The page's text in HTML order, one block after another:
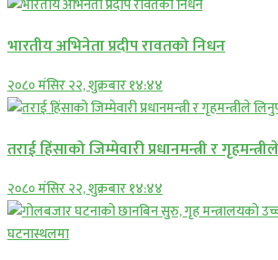
भारतीय अभिनेता प्रदीप रावतको निधन
२०८० मंसिर २२, शुक्रबार १४:४४
तराई हिंसाको जिम्मेवारी प्रधानमन्त्री र
२०८० मंसिर २२, शुक्रबार १४:४४